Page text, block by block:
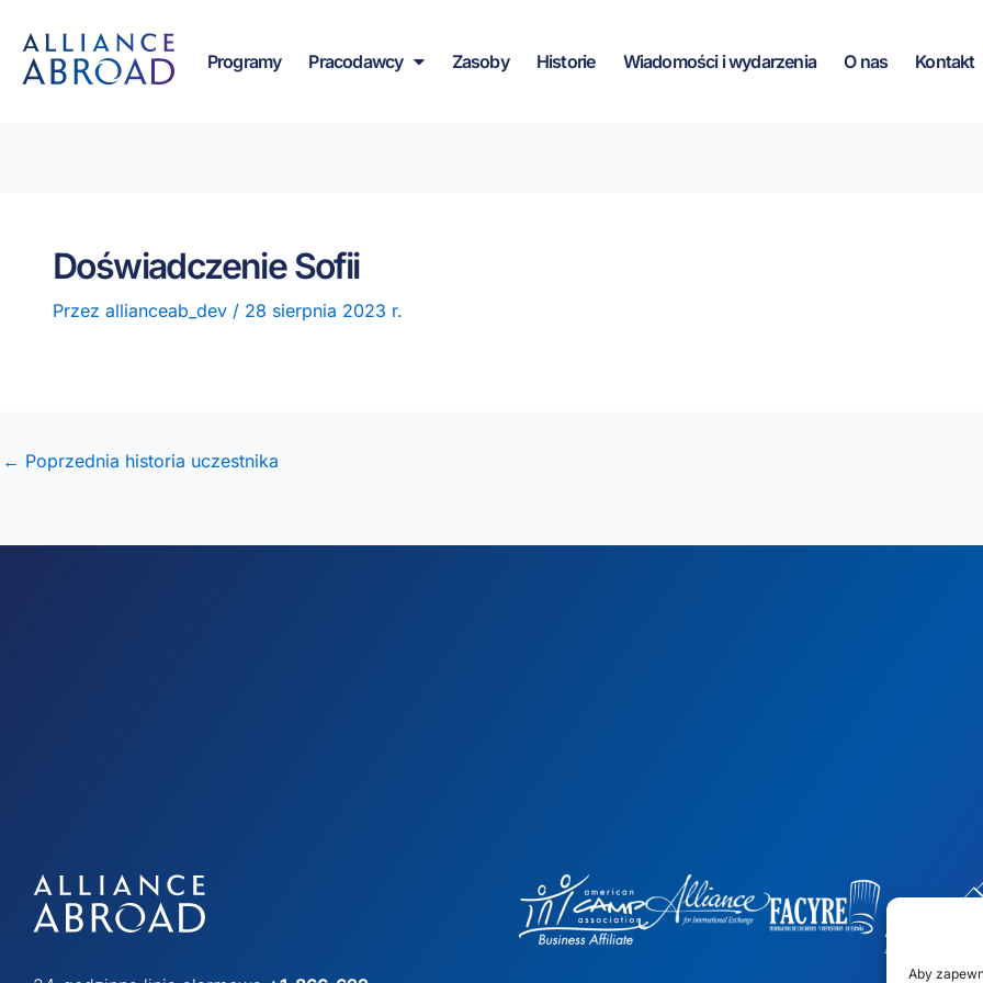
Aby
treści
treści
Programy Pracodawcy Zasoby Historie Wiadomości i wydarzenia O nas Kontakt
Doświadczenie Sofii
Przez allianceab_dev / 28 sierpnia 2023 r.
← Poprzednia historia uczestnika